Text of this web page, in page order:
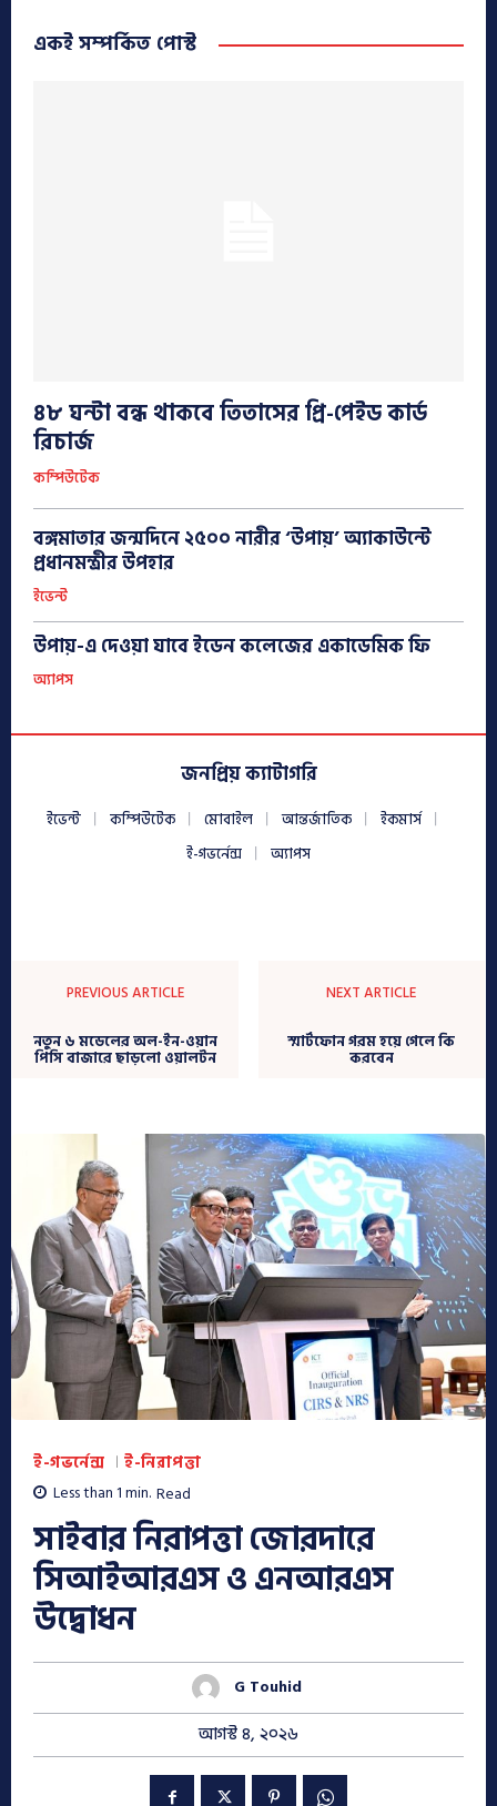
একই সম্পর্কিত পোস্ট
৪৮ ঘন্টা বন্ধ থাকবে তিতাসের প্রি-পেইড কার্ড
রিচার্জ
কম্পিউটেক
বঙ্গমাতার জন্মদিনে ২৫০০ নারীর ‘উপায়’ অ্যাকাউন্টে
প্রধানমন্ত্রীর উপহার
ইভেন্ট
উপায়-এ দেওয়া যাবে ইডেন কলেজের একাডেমিক ফি
অ্যাপস
জনপ্রিয় ক্যাটাগরি
ইভেন্ট কম্পিউটেক মোবাইল আন্তর্জাতিক
ইকমার্স
ই-গভর্নেন্স
অ্যাপস
PREVIOUS ARTICLE
নতুন ৬ মডেলের অল-ইন-ওয়ান
পিসি বাজারে ছাড়লো ওয়ালটন
NEXT ARTICLE
স্মার্টফোন গরম হয়ে গেলে কি
করবেন